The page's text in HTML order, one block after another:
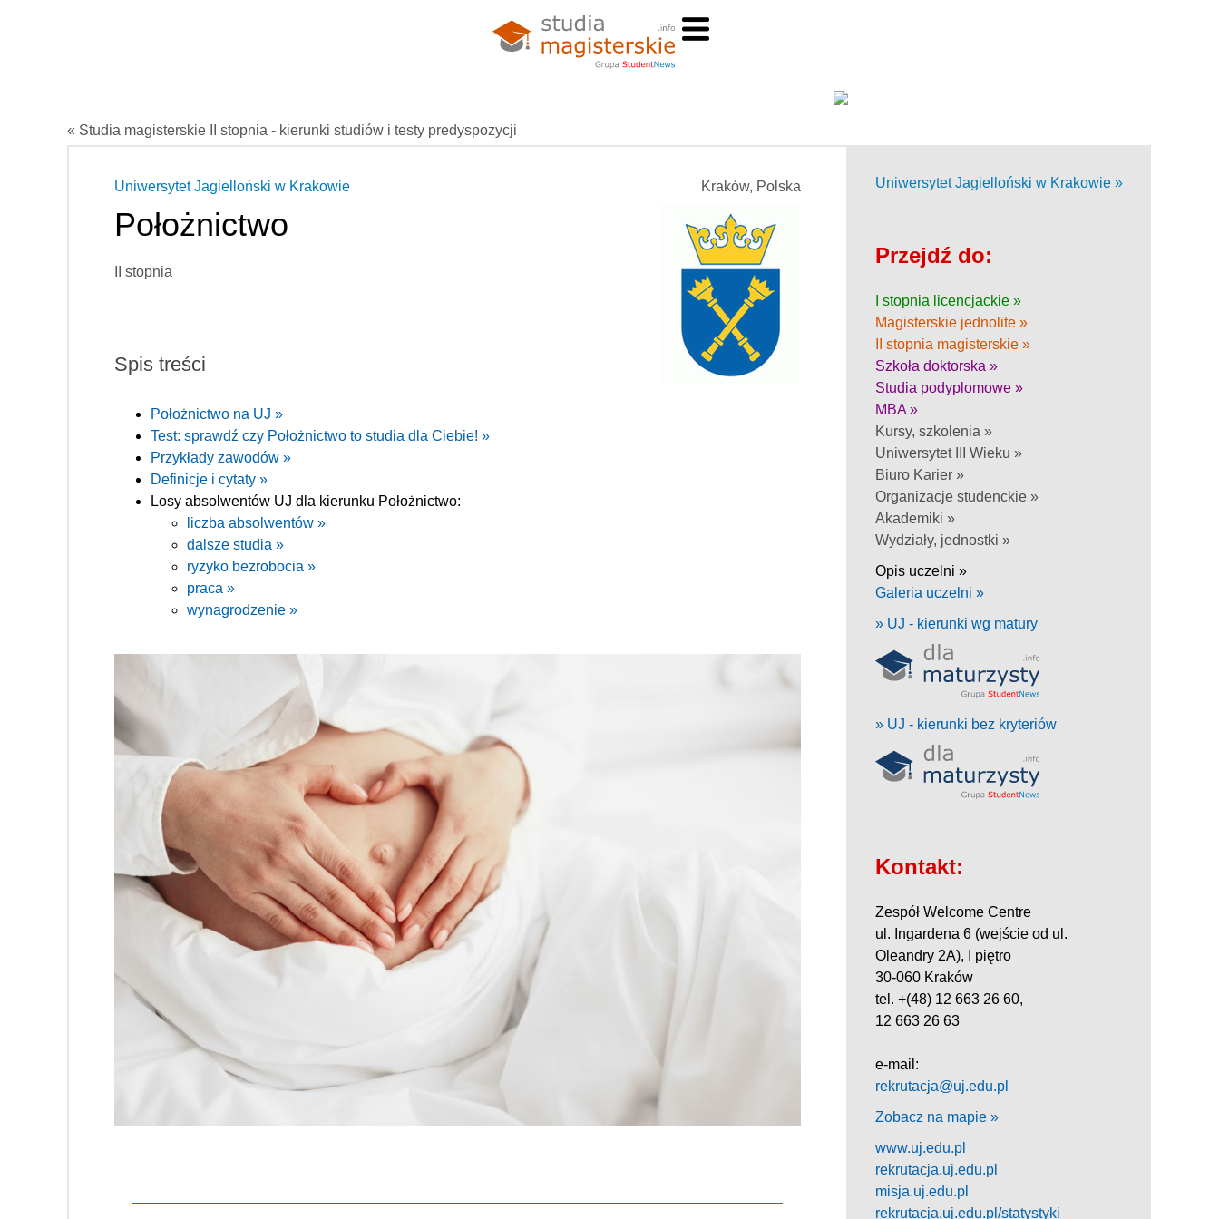
« Studia magisterskie II stopnia - kierunki studiów i testy predyspozycji
Kraków, Polska
Uniwersytet Jagielloński w Krakowie
Położnictwo
II stopnia
Spis treści
Położnictwo na UJ »
Test: sprawdź czy Położnictwo to studia dla Ciebie! »
Przykłady zawodów »
Definicje i cytaty »
Losy absolwentów UJ dla kierunku Położnictwo:
liczba absolwentów »
dalsze studia »
ryzyko bezrobocia »
praca »
wynagrodzenie »
Uniwersytet Jagielloński w Krakowie »
Przejdź do:
I stopnia licencjackie »
Magisterskie jednolite »
II stopnia magisterskie »
Szkoła doktorska »
Studia podyplomowe »
MBA »
Kursy, szkolenia »
Uniwersytet III Wieku »
Biuro Karier »
Organizacje studenckie »
Akademiki »
Wydziały, jednostki »
Opis uczelni »
Galeria uczelni »
» UJ - kierunki wg matury
» UJ - kierunki bez kryteriów
Kontakt:
Zespół Welcome Centre
ul. Ingardena 6 (wejście od ul.
Oleandry 2A), I piętro
30-060 Kraków
tel. +(48) 12 663 26 60,
12 663 26 63
e-mail:
rekrutacja@uj.edu.pl
Zobacz na mapie »
www.uj.edu.pl
rekrutacja.uj.edu.pl
misja.uj.edu.pl
rekrutacja.uj.edu.pl/statystyki